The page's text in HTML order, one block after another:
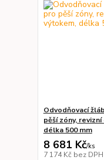
Odvodňovací
pěší zóny,
délka 500 mm
8 681 Kč/ks
7 174 Kč bez DPH